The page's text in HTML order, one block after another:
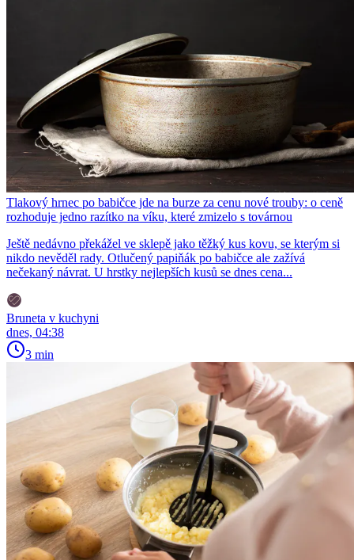
Tlakový hrnec po babičce jde na burze za cenu nové trouby: o ceně
rozhoduje jedno razítko na víku, které zmizelo s továrnou
Ještě nedávno překážel ve sklepě jako těžký kus kovu, se kterým si
nikdo nevěděl rady. Otlučený papiňák po babičce ale zažívá
nečekaný návrat. U hrstky nejlepších kusů se dnes cena...
Bruneta v kuchyni
dnes, 04:38
3 min